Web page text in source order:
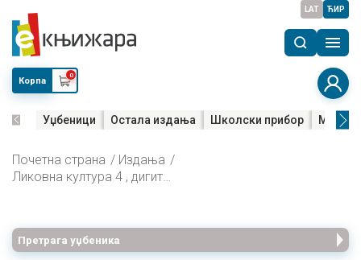
LAT ЋИР
Корпа
0
Уџбеници Остала издања Школски прибор Мала
Почетна страна
Издања
Ликовна култура 4 , дигитални уџбеник – годишња претплата
Претрага уџбеника